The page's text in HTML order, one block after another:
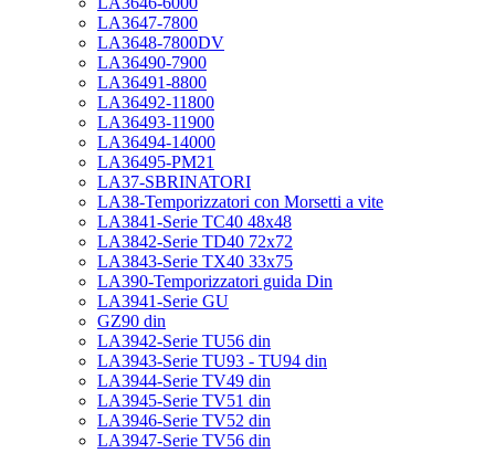
LA3647-7800
LA3648-7800DV
LA36490-7900
LA36491-8800
LA36492-11800
LA36493-11900
LA36494-14000
LA36495-PM21
LA37-SBRINATORI
LA38-Temporizzatori con Morsetti a vite
LA3841-Serie TC40 48x48
LA3842-Serie TD40 72x72
LA3843-Serie TX40 33x75
LA390-Temporizzatori guida Din
LA3941-Serie GU
GZ90 din
LA3942-Serie TU56 din
LA3943-Serie TU93 - TU94 din
LA3944-Serie TV49 din
LA3945-Serie TV51 din
LA3946-Serie TV52 din
LA3947-Serie TV56 din